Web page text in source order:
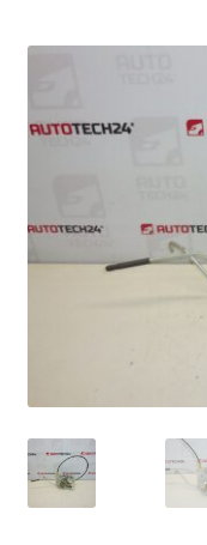
Politique de
Procédure de